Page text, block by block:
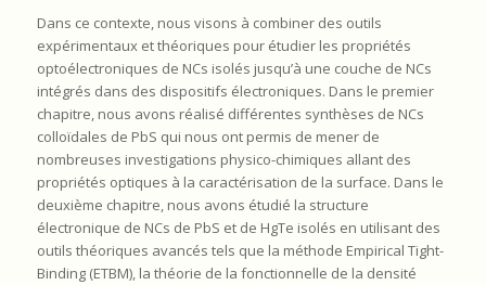
Dans ce contexte, nous visons à combiner des outils
expérimentaux et théoriques pour étudier les propriétés
optoélectroniques de NCs isolés jusqu’à une couche de NCs
intégrés dans des dispositifs électroniques. Dans le premier
chapitre, nous avons réalisé différentes synthèses de NCs
colloïdales de PbS qui nous ont permis de mener de
nombreuses investigations physico-chimiques allant des
propriétés optiques à la caractérisation de la surface. Dans le
deuxième chapitre, nous avons étudié la structure
électronique de NCs de PbS et de HgTe isolés en utilisant des
outils théoriques avancés tels que la méthode Empirical Tight-
Binding (ETBM), la théorie de la fonctionnelle de la densité